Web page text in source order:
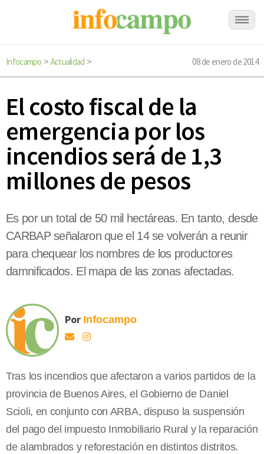
Infocampo > Actualidad > 08 de enero de 2014
El costo fiscal de la
emergencia por los
incendios será de 1,3
millones de pesos
Es por un total de 50 mil hectáreas. En tanto, desde
CARBAP señalaron que el 14 se volverán a reunir
para chequear los nombres de los productores
damnificados. El mapa de las zonas afectadas.
Por Infocampo
Tras los incendios que afectaron a varios partidos de la
provincia de Buenos Aires, el Gobierno de Daniel
Scioli, en conjunto con ARBA, dispuso la suspensión
del pago del impuesto Inmobiliario Rural y la reparación
de alambrados y reforestación en distintos distritos.